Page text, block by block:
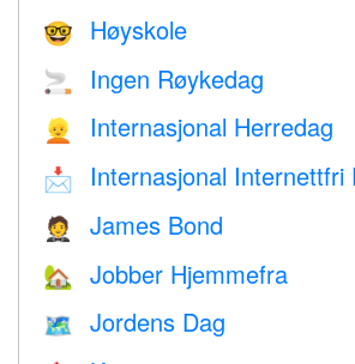
🤓 Høyskole
🚬 Ingen Røykedag
👱 Internasjonal Herredag
📩 Internasjonal Internettfri
🤵 James Bond
🏡 Jobber Hjemmefra
🗺️ Jordens Dag